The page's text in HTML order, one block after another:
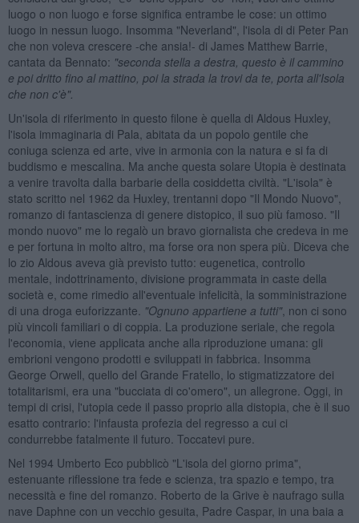
luogo o non luogo e forse significa entrambe le cose: un ottimo
luogo in nessun luogo. Insomma "Neverland", l'isola di di Peter Pan
che non voleva crescere -che ansia!- di James Matthew Barrie,
cantata da Bennato: "seconda stella a destra, questo è il cammino
e poi dritto fino al mattino, poi la strada la trovi da te, porta all'Isola
che non c'è".
Un'isola di riferimento in questo filone è quella di Aldous Huxley,
l'isola immaginaria di Pala, abitata da un popolo gentile che
coniuga scienza ed arte, vive in armonia con la natura e si fa di
buddismo e mescalina. Ma anche questa solare Utopia è destinata
a venire travolta dalla barbarie della cosiddetta civiltà. "L'isola" è
stato scritto nel 1962 da Huxley, trentanni dopo "Il Mondo Nuovo",
romanzo di fantascienza di genere distopico, il suo più famoso. "Il
mondo nuovo" me lo regalò un bravo giornalista che credeva in me
e per fortuna in molto altro, ma forse ora non spera più. Diceva che
lo zio Aldous aveva già previsto tutto: eugenetica, controllo
mentale, indottrinamento, divisione programmata in caste della
società e, come rimedio all'eventuale infelicità, la somministrazione
di una droga euforizzante. "Ognuno appartiene a tutti", non ci sono
più vincoli familiari o di coppia. La produzione seriale, che regola
l'economia, viene applicata anche alla riproduzione umana: gli
embrioni vengono prodotti e sviluppati in fabbrica. Insomma
George Orwell, quello del Grande Fratello, lo stigmatizzatore dei
totalitarismi, era una "bucciata di co'omero", un allegrone. Oggi, in
tempi di crisi, l'utopia cede il passo proprio alla distopia, che è il suo
esatto contrario: l'infausta profezia del regresso a cui ci
condurrebbe fatalmente il futuro. Toccatevi pure.
Nel 1994 Umberto Eco pubblicò "L'isola del giorno prima",
estenuante riflessione tra fede e scienza, tra spazio e tempo, tra
necessità e fine del romanzo. Roberto de la Grive è naufrago sulla
nave Daphne con un vecchio gesuita, Padre Caspar, in una baia a